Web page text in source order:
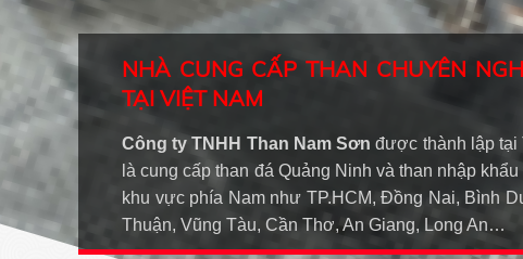
NHÀ CUNG CẤP THAN CHUYÊN
TẠI VIỆT NAM
Công ty TNHH Than Nam Sơnđược thành lập tại
là cung cấp than đá Quảng Ninh và than nhập
khu vực phía Nam như TP.HCM, Đồng Nai, Bình
Thuận, Vũng Tàu, Cần Thơ, An Giang, Long An…